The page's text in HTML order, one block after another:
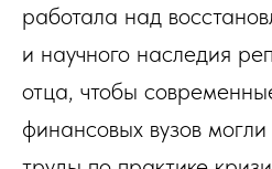
работала над
и научного наследия
отца, чтобы
финансовых вузов